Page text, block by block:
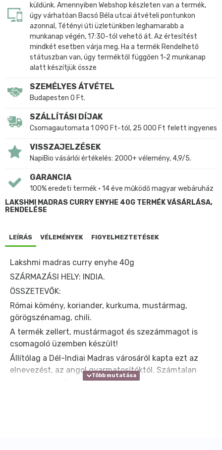
küldünk. Amennyiben Webshop készleten van a termék,
úgy várhatóan Bacsó Béla utcai átvételi pontunkon
azonnal, Tétényi úti üzletünkben leghamarabb a
munkanap végén, 17:30-tól vehető át. Az értesítést
mindkét esetben várja meg. Ha a termék Rendelhető
státuszban van, úgy terméktől függően 1-2 munkanap
alatt készítjük össze
SZEMÉLYES ÁTVÉTEL
Budapesten 0 Ft.
SZÁLLÍTÁSI DÍJAK
Csomagautomata 1 090 Ft-tól, 25 000 Ft felett ingyenes
VISSZAJELZÉSEK
NapiBio vásárlói értékelés: 2000+ vélemény, 4,9/5.
GARANCIA
100% eredeti termék • 14 éve működő magyar webáruház
LAKSHMI MADRAS CURRY ENYHE 40G TERMÉK VÁSÁRLÁSA,
RENDELÉSE
LEÍRÁS VÉLEMÉNYEK FIGYELMEZTETÉSEK
Lakshmi madras curry enyhe 40g
SZÁRMAZÁSI HELY: INDIA.
ÖSSZETEVŐK:
Római kömény, koriander, kurkuma, mustármag,
görögszénamag, chili.
A termék zellert, mustármagot és szezámmagot is
csomagoló üzemben készült!
Állítólag a Dél-Indiai Madras városáról kapta ezt az
elnevezést, az angol gyarmatosítóktól. Számtalan
variációja van forgalomban.